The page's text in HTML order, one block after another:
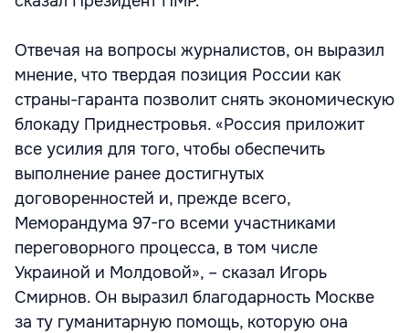
Отвечая на вопросы журналистов, он выразил
мнение, что твердая позиция России как
страны-гаранта позволит снять экономическую
блокаду Приднестровья. «Россия приложит
все усилия для того, чтобы обеспечить
выполнение ранее достигнутых
договоренностей и, прежде всего,
Меморандума 97-го всеми участниками
переговорного процесса, в том числе
Украиной и Молдовой», – сказал Игорь
Смирнов. Он выразил благодарность Москве
за ту гуманитарную помощь, которую она